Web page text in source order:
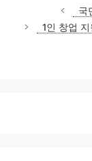
국
1인 창업